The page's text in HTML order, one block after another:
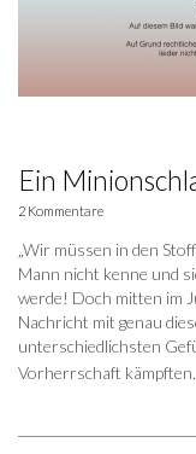
Ein
2 Kommentare
„Wir müssen in den
Mann nicht kenne und
werde! Doch mitten im
Nachricht mit genau
unterschiedlichsten
Vorherrschaft kämpften.